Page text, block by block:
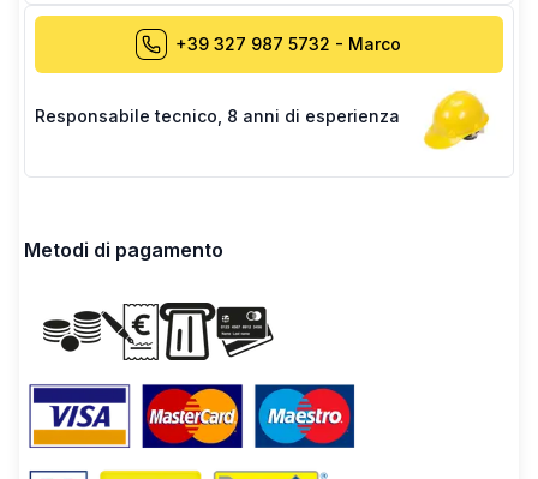
+39 327 987 5732 - Marco
Responsabile tecnico 8 anni di esperienza
Metodi di pagamento